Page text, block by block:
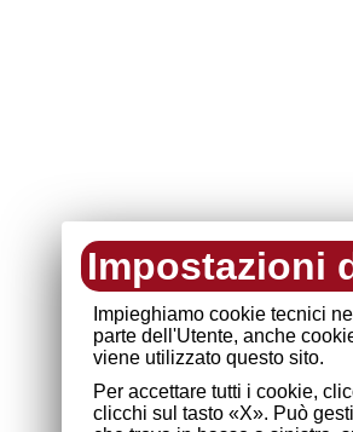
Impostazioni
Impieghiamo cookie tecnici
parte dell'Utente, anche
viene utilizzato questo sito.
Per accettare tutti i cookie,
clicchi sul tasto «X». Può